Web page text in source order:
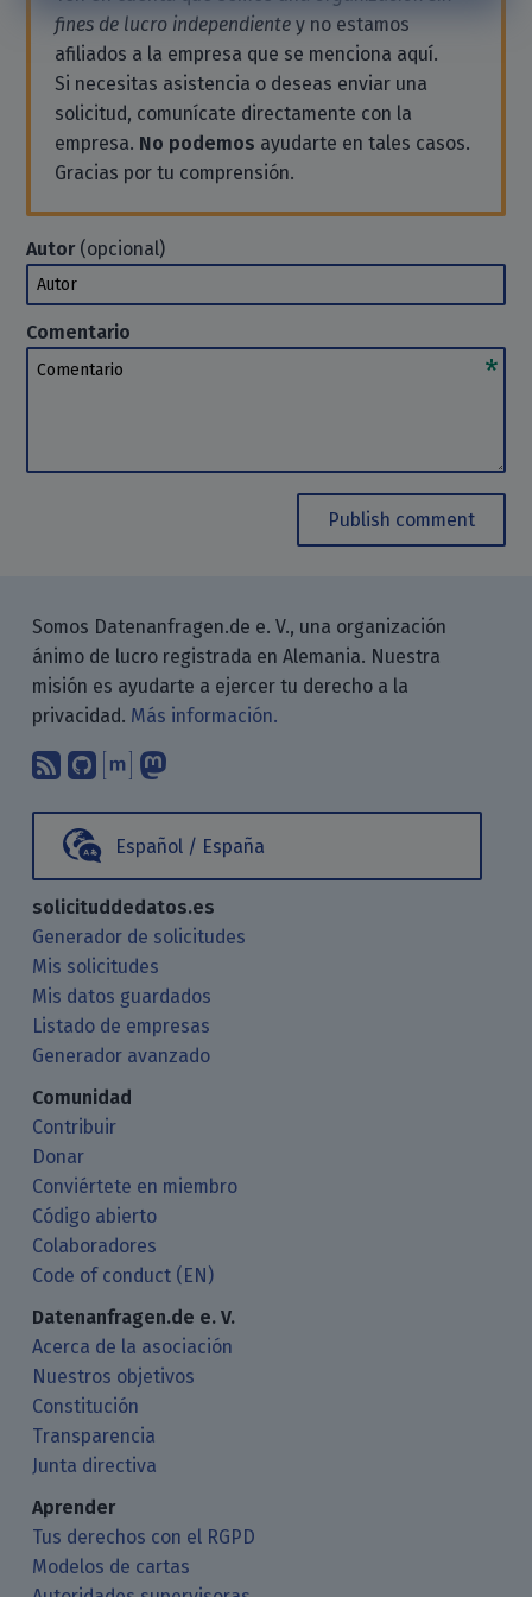
fines de lucro independiente y no estamos
afiliados a la empresa que se menciona aquí.
Si necesitas asistencia o deseas enviar una
solicitud, comunícate directamente con la
empresa. No podemos ayudarte en tales casos.
Gracias por tu comprensión.
Autor(opcional)
Autor
Comentario
Comentario
Publish comment
Somos Datenanfragen.de e. V., una organización
ánimo de lucro registrada en Alemania. Nuestra
misión es ayudarte a ejercer tu derecho a la
privacidad. Más información.
Suscríbete a nuestro blog a través
Encuéntranos en GitHub
Encuéntranos en Matrix
Español / España
solicituddedatos.es
Generador de solicitudes
Mis solicitudes
Mis datos guardados
Listado de empresas
Generador avanzado
Comunidad
Contribuir
Donar
Conviértete en miembro
Código abierto
Colaboradores
Code of conduct (EN)
Datenanfragen.de e. V.
Acerca de la asociación
Nuestros objetivos
Constitución
Transparencia
Junta directiva
Aprender
Tus derechos con el RGPD
Modelos de cartas